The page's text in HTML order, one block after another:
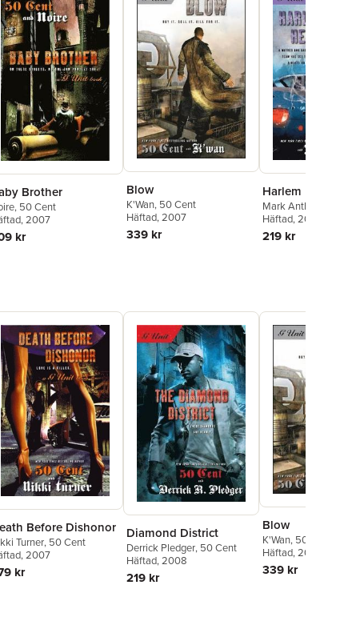
Brother
, 50 Cent
, 2007
kr
Blow
K'Wan, 50 Cent
Häftad, 2007
339 kr
Harlem Heat
Mark Anthony
Häftad, 2007
219 kr
Before Dishonor
Turner, 50 Cent
, 2007
kr
Diamond District
Derrick Pledger, 50 Cent
Häftad, 2008
219 kr
Blow
K'Wan, 50 Cent
Häftad, 2007
339 kr